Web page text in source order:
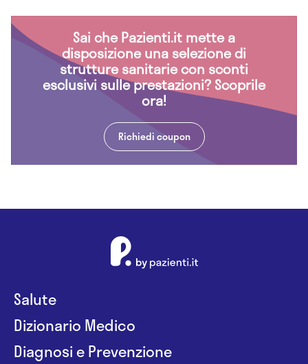
Sai che Pazienti.it mette a
disposizione una selezione di
strutture sanitarie con sconti
esclusivi sulle prestazioni? Scoprile
ora!
Richiedi coupon
Salute
Dizionario Medico
Diagnosi e Prevenzione